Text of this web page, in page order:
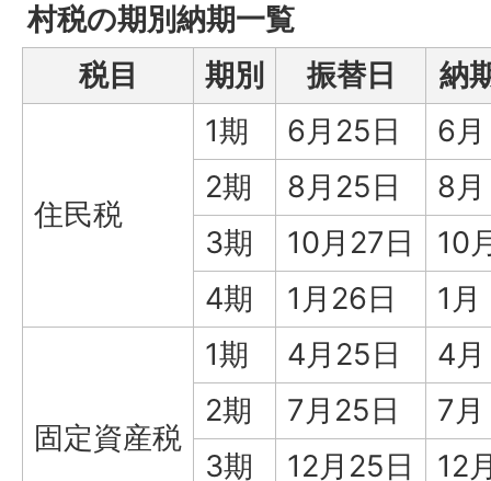
村税の期別納期一覧
税目
期別 振替日 納
住民税
1期 6月25日
6月
2期
8月25日
8月
3期
10月27日
10
4期
1月26日 1月
固定資産税
1期 4月25日
4月
2期
7月25日
7月
3期
12月25日
12